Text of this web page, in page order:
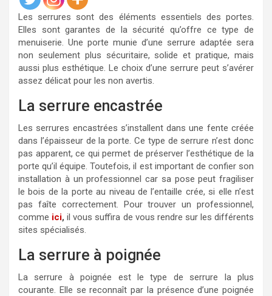
Les serrures sont des éléments essentiels des portes.
Elles sont garantes de la sécurité qu’offre ce type de
menuiserie. Une porte munie d’une serrure adaptée sera
non seulement plus sécuritaire, solide et pratique, mais
aussi plus esthétique. Le choix d’une serrure peut s’avérer
assez délicat pour les non avertis.
La serrure encastrée
Les serrures encastrées s’installent dans une fente créée
dans l’épaisseur de la porte. Ce type de serrure n’est donc
pas apparent, ce qui permet de préserver l’esthétique de la
porte qu’il équipe. Toutefois, il est important de confier son
installation à un professionnel car sa pose peut fragiliser
le bois de la porte au niveau de l’entaille crée, si elle n’est
pas faîte correctement. Pour trouver un professionnel,
comme ici, il vous suffira de vous rendre sur les différents
sites spécialisés.
La serrure à poignée
La serrure à poignée est le type de serrure la plus
courante. Elle se reconnaît par la présence d’une poignée